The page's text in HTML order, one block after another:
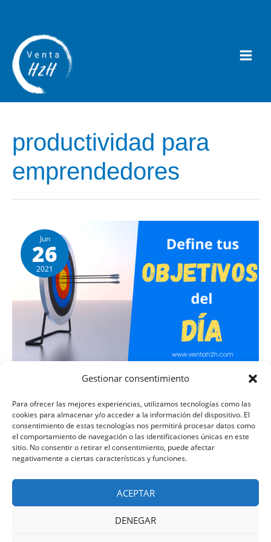
Gestionar consentimiento
Para ofrecer las mejores experiencias, utilizamos tecnologías como las
cookies para almacenar y/o acceder a la información del dispositivo. El
consentimiento de estas tecnologías nos permitirá procesar datos como
el comportamiento de navegación o las identificaciones únicas en este
sitio. No consentir o retirar el consentimiento, puede afectar
negativamente a ciertas características y funciones.
ACEPTAR
DENEGAR
productividad para
emprendedores
Jun
26
2021
Mis tres objetivos de hoy
Hace años que cuido, y mucho, de mi tiempo
. Es el
elemento más …
Leer más »
Venta H2H